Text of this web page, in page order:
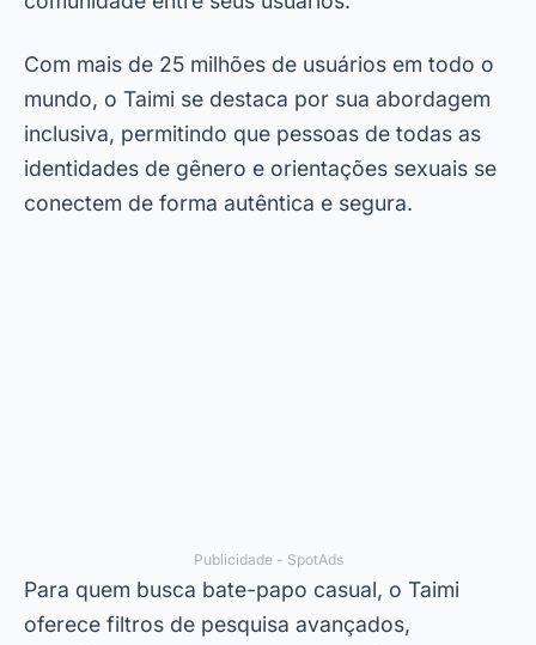
Com mais de 25 milhões de usuários em todo o
mundo, o Taimi se destaca por sua abordagem
inclusiva, permitindo que pessoas de todas as
identidades de gênero e orientações sexuais se
conectem de forma autêntica e segura.
Publicidade - SpotAds
Para quem busca bate-papo casual, o Taimi
oferece filtros de pesquisa avançados,